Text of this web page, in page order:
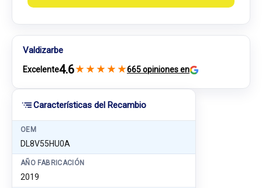
Características del Recambio
OEM
DL8V55HU0A
AÑO FABRICACIÓN
2019
Valdizarbe
Excelente4.6★ ★ ★ ★ ★665 opiniones en